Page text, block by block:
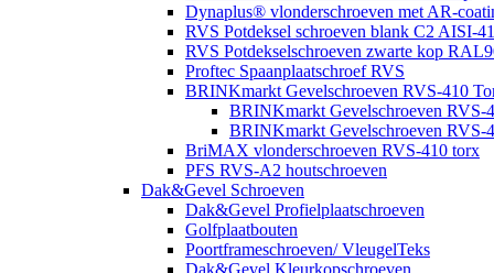
Dynaplus® vlonderschroeven met AR-
RVS Potdeksel schroeven blank C2 AISI-
RVS Potdekselschroeven zwarte kop
Proftec Spaanplaatschroef RVS
BRINKmarkt Gevelschroeven RVS-410
BRINKmarkt Gevelschroeven RVS-
BRINKmarkt Gevelschroeven RVS-
BriMAX vlonderschroeven RVS-410 torx
PFS RVS-A2 houtschroeven
Dak&Gevel Schroeven
Dak&Gevel Profielplaatschroeven
Golfplaatbouten
Poortframeschroeven/ VleugelTeks
Dak&Gevel Kleurkopschroeven